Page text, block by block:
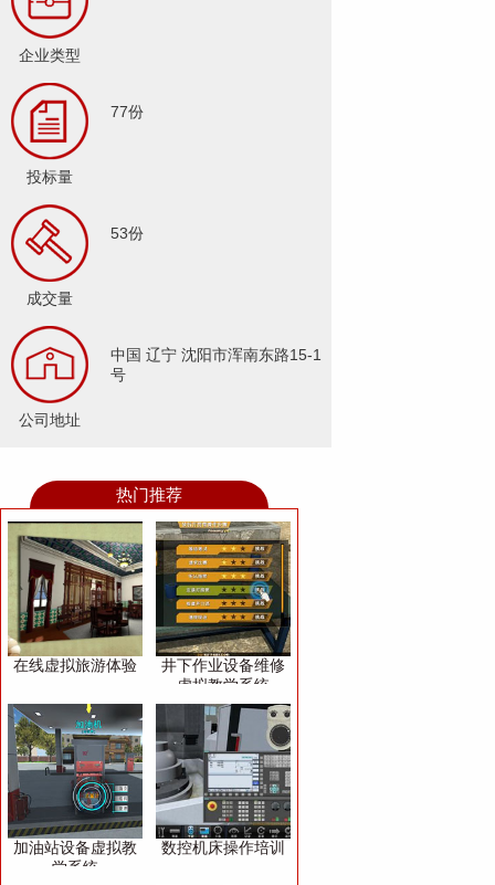
企业类型
投标量
77份
成交量
53份
公司地址
中国 辽宁 沈阳市浑南东路15-1
号
热门推荐
在线虚拟旅游体验
井下作业设备维修
虚拟教学系统
加油站设备虚拟教
学系统
数控机床操作培训